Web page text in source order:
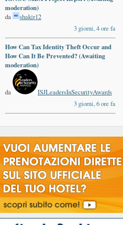
moderation)
da
shakir12
3 giorni, 4 ore fa
How Can Tax Identity Theft Occur and
How Can It Be Prevented? (Awaiting
moderation)
da
ISJLeadersInSecurityAwards
3 giorni, 6 ore fa